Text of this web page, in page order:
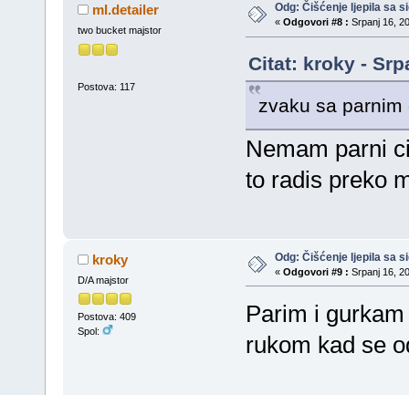
ml.detailer
two bucket majstor
Postova: 117
Odg: Čišćenje ljepila sa
« Odgovori #8 : Srpanj 16,
Citat: kroky -
zvaku sa
Nemam parni
to radis preko
kroky
D/A majstor
Postova: 409
Spol:
Odg: Čišćenje ljepila sa
« Odgovori #9 : Srpanj 16,
Parim i
rukom kad se